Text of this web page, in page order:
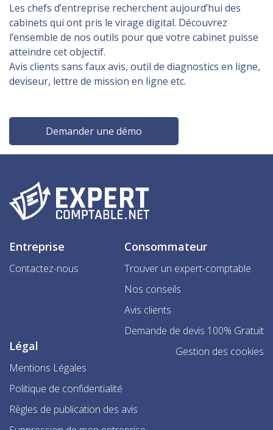
Les chefs d’entreprise recherchent aujourd’hui des
cabinets qui ont pris le virage digital. Découvrez
l’ensemble de nos outils pour que votre cabinet puisse
atteindre cet objectif.
Avis clients sans faux avis, outil de diagnostics en ligne,
deviseur, lettre de mission en ligne etc.
Demander une démo
Entreprise
Contactez-nous
Consommateur
Trouver un expert-comptable
Nos conseils
Avis clients
Demande de devis 100% Gratuit
Légal
Mentions Légales
Politique de confidentialité
Règles de publication des avis
Gestion des cookies